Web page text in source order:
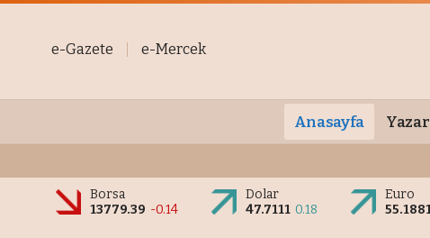
e-Gazete e-Mercek
Anasayfa
Borsa
13779.39 -0.14
Dolar
47.7111 0.18
Euro